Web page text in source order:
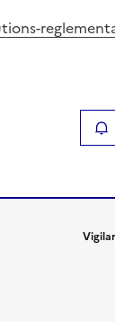
presse-papier